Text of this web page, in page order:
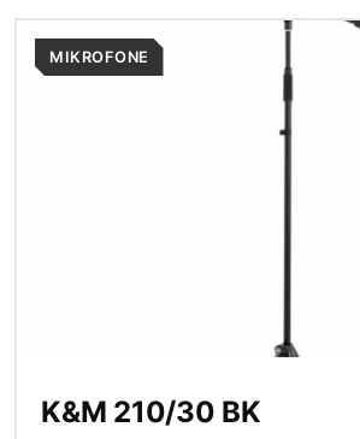
MIKROFONE
K&M 210/30 BK